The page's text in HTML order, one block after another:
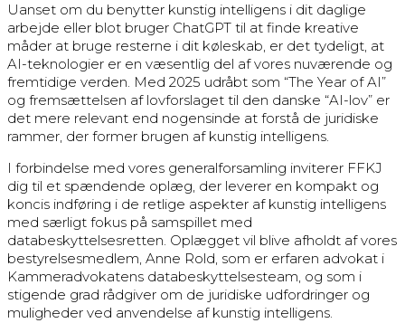
Uanset om du benytter kunstig intelligens i dit daglige
arbejde eller blot bruger ChatGPT til at finde kreative
måder at bruge resterne i dit køleskab, er det tydeligt, at
AI-teknologier er en væsentlig del af vores nuværende og
fremtidige verden. Med 2025 udråbt som “The Year of AI”
og fremsættelsen af lovforslaget til den danske “AI-lov” er
det mere relevant end nogensinde at forstå de juridiske
rammer, der former brugen af kunstig intelligens.
I forbindelse med vores generalforsamling inviterer FFKJ
dig til et spændende oplæg, der leverer en kompakt og
koncis indføring i de retlige aspekter af kunstig intelligens
med særligt fokus på samspillet med
databeskyttelsesretten. Oplægget vil blive afholdt af vores
bestyrelsesmedlem, Anne Rold, som er erfaren advokat i
Kammeradvokatens databeskyttelsesteam, og som i
stigende grad rådgiver om de juridiske udfordringer og
muligheder ved anvendelse af kunstig intelligens.